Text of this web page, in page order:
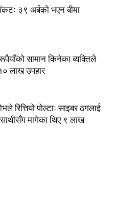
३९ अर्बको भएन बीमा
सामान किनेका व्यक्तिले
लाख उपहार
रित्तियो पोल्टाः साइबर ठगलाई
मागेका थिए ९ लाख